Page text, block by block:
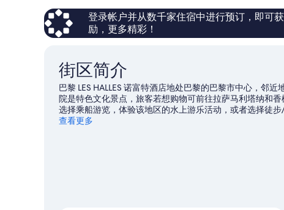
条
点
评
点
登录帐户并从数千家住宿中进行预订，即可
励，更多精彩！
街区简介
巴黎 LES HALLES 诺富特酒店地处巴黎的巴黎市中心，邻
院是特色文化景点，旅客若想购物可前往拉萨马利塔纳和
选择乘船游览，体验该地区的水上游乐活动，或者选择徒
适合观光，因而深受住客的喜爱。此外，这里还有便利的
查看更多